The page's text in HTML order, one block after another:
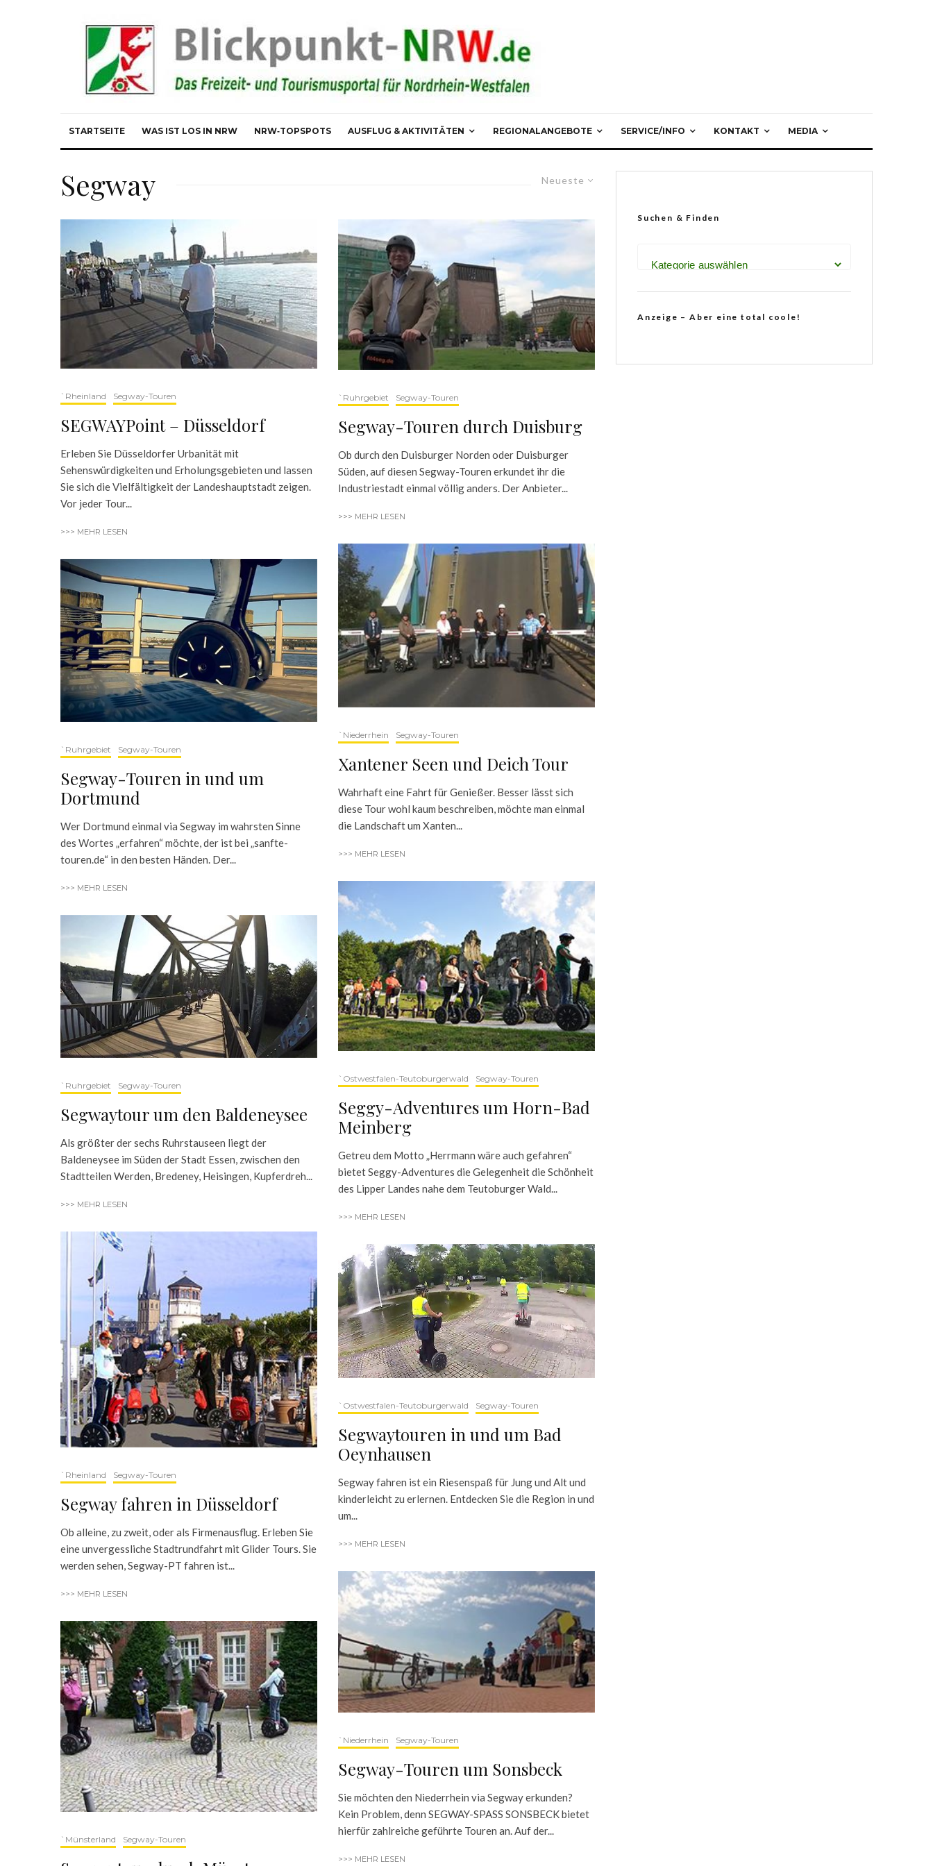
STARTSEITE WAS IST LOS IN NRW NRW‑TOPSPOTS AUSFLUG & AKTIVITÄTEN REGIONALANGEBOTE SERVICE/INFO KONTAKT MEDIA
Neueste
Segway
`Rheinland Segway-Touren
SEGWAYPoint – Düsseldorf
Erleben Sie Düsseldorfer Urbanität mit
Sehenswürdigkeiten und Erholungsgebieten und lassen
Sie sich die Vielfältigkeit der Landeshauptstadt zeigen.
Vor jeder Tour...
>>> MEHR LESEN
`Ruhrgebiet Segway-Touren
Segway-Touren in und um
Dortmund
Wer Dortmund einmal via Segway im wahrsten Sinne
des Wortes „erfahren“ möchte, der ist bei „sanfte-
touren.de“ in den besten Händen. Der...
>>> MEHR LESEN
`Ruhrgebiet Segway-Touren
Segwaytour um den Baldeneysee
Als größter der sechs Ruhrstauseen liegt der
Baldeneysee im Süden der Stadt Essen, zwischen den
Stadtteilen Werden, Bredeney, Heisingen, Kupferdreh...
>>> MEHR LESEN
`Rheinland Segway-Touren
Segway fahren in Düsseldorf
Ob alleine, zu zweit, oder als Firmenausflug. Erleben Sie
eine unvergessliche Stadtrundfahrt mit Glider Tours. Sie
werden sehen, Segway-PT fahren ist...
>>> MEHR LESEN
`Münsterland Segway-Touren
`Ruhrgebiet Segway-Touren
Segway-Touren durch Duisburg
Ob durch den Duisburger Norden oder Duisburger
Süden, auf diesen Segway-Touren erkundet ihr die
Industriestadt einmal völlig anders. Der Anbieter...
>>> MEHR LESEN
`Niederrhein Segway-Touren
Xantener Seen und Deich Tour
Wahrhaft eine Fahrt für Genießer. Besser lässt sich
diese Tour wohl kaum beschreiben, möchte man einmal
die Landschaft um Xanten...
>>> MEHR LESEN
`Ostwestfalen-Teutoburgerwald Segway-Touren
Seggy-Adventures um Horn-Bad
Meinberg
Getreu dem Motto „Herrmann wäre auch gefahren“
bietet Seggy-Adventures die Gelegenheit die Schönheit
des Lipper Landes nahe dem Teutoburger Wald...
>>> MEHR LESEN
`Ostwestfalen-Teutoburgerwald Segway-Touren
Segwaytouren in und um Bad
Oeynhausen
Segway fahren ist ein Riesenspaß für Jung und Alt und
kinderleicht zu erlernen. Entdecken Sie die Region in und
um...
>>> MEHR LESEN
`Niederrhein Segway-Touren
Segway-Touren um Sonsbeck
Sie möchten den Niederrhein via Segway erkunden?
Kein Problem, denn SEGWAY-SPASS SONSBECK bietet
hierfür zahlreiche geführte Touren an. Auf der...
>>> MEHR LESEN
Suchen & Finden
Anzeige – Aber eine total coole!